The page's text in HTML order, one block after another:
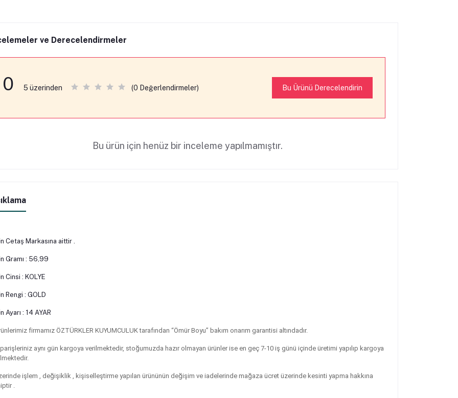
ve Derecelendirmeler
0 5 üzerinden (0 Değerlendirmeler) Bu Ürünü Derecelendirin
Bu ürün için henüz bir inceleme yapılmamıştır.
Cetaş Markasına aittir .
Gramı : 56,99
Cinsi : KOLYE
Rengi : GOLD
Ayarı : 14 AYAR
firmamız ÖZTÜRKLER KUYUMCULUK tarafından “Ömür Boyu” bakım onarım garantisi altındadır.
aynı gün kargoya verilmektedir, stoğumuzda hazır olmayan ürünler ise en geç 7-10 iş günü içinde üretimi yapılıp kargoya
işlem , değişiklik , kişiselleştirme yapılan ürününün değişim ve iadelerinde mağaza ücret üzerinde kesinti yapma hakkına
.